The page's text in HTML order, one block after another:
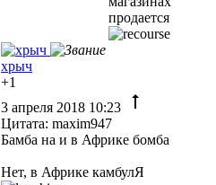
продается
хрыч
+1
3 апреля 2018 10:23
Цитата: maxim947
Бамба на и в Африке бомба
Нет, в Африке камбулЯ